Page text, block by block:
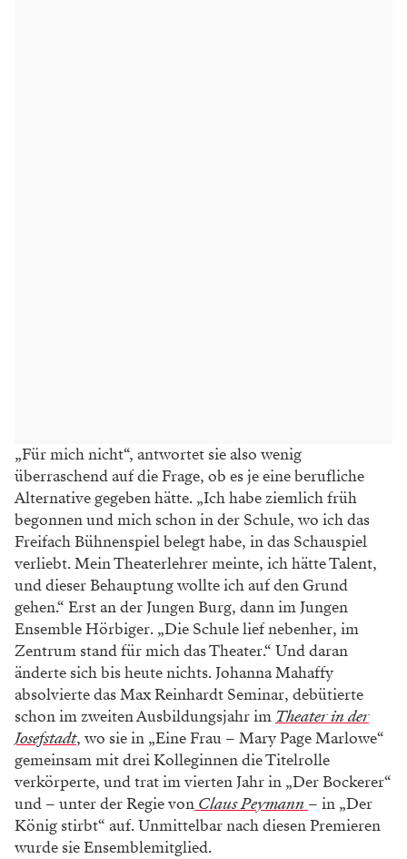
„Für mich nicht“, antwortet sie also wenig
überraschend auf die Frage, ob es je eine berufliche
Alternative gegeben hätte. „Ich habe ziemlich früh
begonnen und mich schon in der Schule, wo ich das
Freifach Bühnenspiel belegt habe, in das Schauspiel
verliebt. Mein ­Theaterlehrer meinte, ich hätte Talent,
und dieser Behauptung wollte ich auf den Grund
gehen.“ Erst an der Jungen Burg, dann im Jungen
Ensemble Hörbiger. „Die Schule lief nebenher, im
Zentrum stand für mich das Theater.“ Und daran
änderte sich bis heute nichts. Johanna Mahaffy
absolvierte das Max Reinhardt Seminar, debütierte
schon im zweiten Ausbildungsjahr im Theater in der
Josefstadt, wo sie in „Eine Frau – Mary Page Marlowe“
gemeinsam mit drei Kolleginnen die Titelrolle
verkörperte, und trat im vierten Jahr in „Der Bockerer“
und – unter der Regie von Claus Peymann – in „Der
König stirbt“ auf. Unmittelbar nach diesen Premieren
wurde sie Ensemblemitglied.